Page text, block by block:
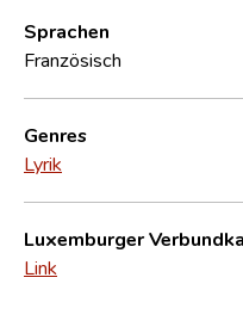
Sprachen
Französisch
Genres
Lyrik
Luxemburger
Link